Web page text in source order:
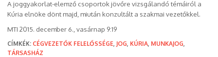
A joggyakorlat-elemző csoportok jövőre vizsgálandó témáiról a
Kúria elnöke dönt majd, miután konzultált a szakmai vezetőkkel.
MTI 2015. december 6., vasárnap 9:19
CÍMKÉK: CÉGVEZETŐK FELELŐSSÉGE JOG KÚRIA MUNKAJOG
TÁRSASHÁZ